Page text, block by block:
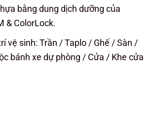
bằng dung dịch dưỡng của
& ColorLock.
vệ sinh: Trần / Taplo / Ghế / Sàn /
bánh xe dự phòng / Cửa / Khe cửa